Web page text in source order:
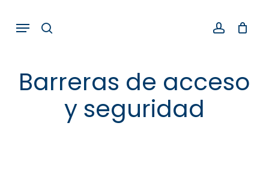
account
Menu
Barreras de acceso
y seguridad